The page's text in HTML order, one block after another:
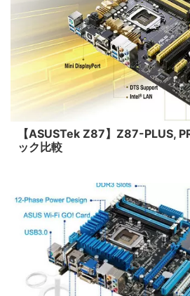
【ASUSTek Z87】Z87-PLUS,
ック比較